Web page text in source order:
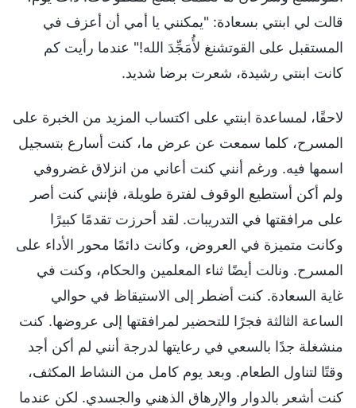
قالت لي ابنتي بسعادة: "يمكنني يا أمي أن أعزف في
المستقبل على القوتشنغ لأُمَجِّدَ الله!" عندما رأيت كم
كانت ابنتي رشيدة، شعرت برضا شديد.
لاحقًا، لمساعدة ابنتي على اكتساب المزيد من الخبرة على
المسرح، كلما سمعت عن عرض ما، كنت أسارع بتسجيل
اسمها فيه. ورغم أنني كنت أعاني من انزلاق غضروفي
ولم أكن أستطيع الوقوف لفترة طويلة، فإنني كنت أصر
على مرافقتها في التدريبات. لقد أحرزت تقدمًا كبيرًا
وكانت متميزة في العروض، وكانت دائمًا محور الأداء على
المسرح. ونالت أيضًا ثناء المعلمين والحكام، وكنت في
غاية السعادة. كنت أضطر إلى الاستيقاظ في حوالي
الساعة الثالثة فجرًا للتحضير لمرافقتها إلى عروضها. كنت
منشغلة جدًا بالسعي في رعايتها لدرجة أنني لم أكن أجد
وقتًا لتناول الطعام. وبعد يوم كامل من النشاط المكثف،
كنت أشعر بالدوار والإرهاق الذهني والجسدي. لكن عندما